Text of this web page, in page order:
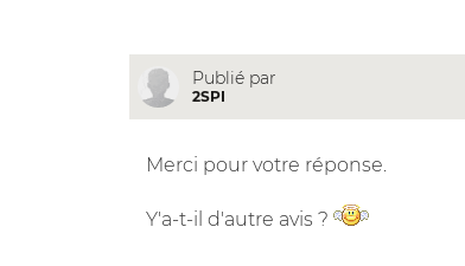
Publié par
2SPI
Merci pour votre réponse.
Y'a-t-il d'autre avis ?